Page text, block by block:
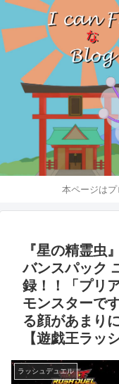
本ページはプ
『星の精霊虫
バンスパック
録！！「プリ
モンスターで
る顔があまり
【遊戯王ラッ
ラッシュデュエル